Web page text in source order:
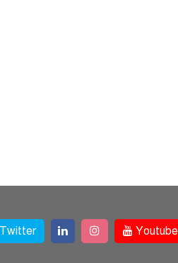
Twitter Youtube